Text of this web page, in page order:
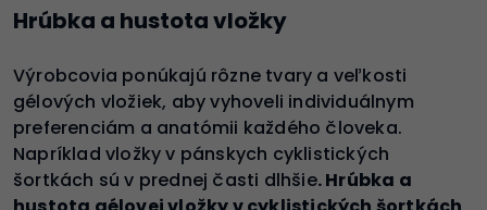
Hrúbka a hustota vložky
Výrobcovia ponúkajú rôzne tvary a veľkosti
gélových vložiek, aby vyhoveli individuálnym
preferenciám a anatómii každého človeka.
Napríklad vložky v pánskych cyklistických
šortkách sú v prednej časti dlhšie. Hrúbka a